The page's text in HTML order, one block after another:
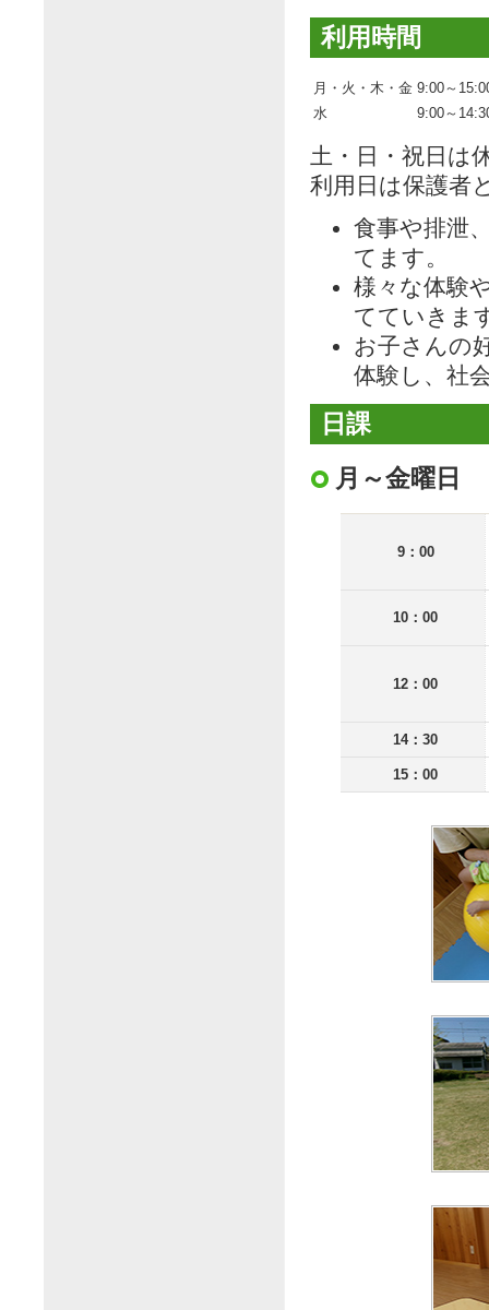
利用時間
月・火・木・金 9:00～
水
9:00～
土・日・祝日は
利用日は保護者
食事や排泄
てます。
様々な体験
てていきま
お子さんの
体験し、社
日課
月～金曜日
9：00
10：00
12：00
14：30
15：00